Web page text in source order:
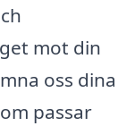
mot din
oss dina
passar